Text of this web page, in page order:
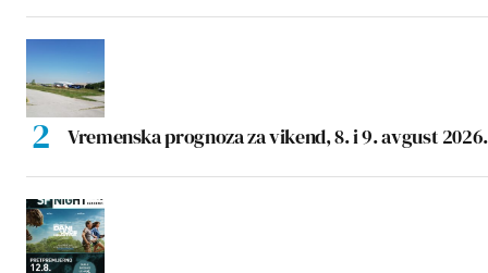
Vremenska prognoza za vikend, 8. i 9. avgust 2026.